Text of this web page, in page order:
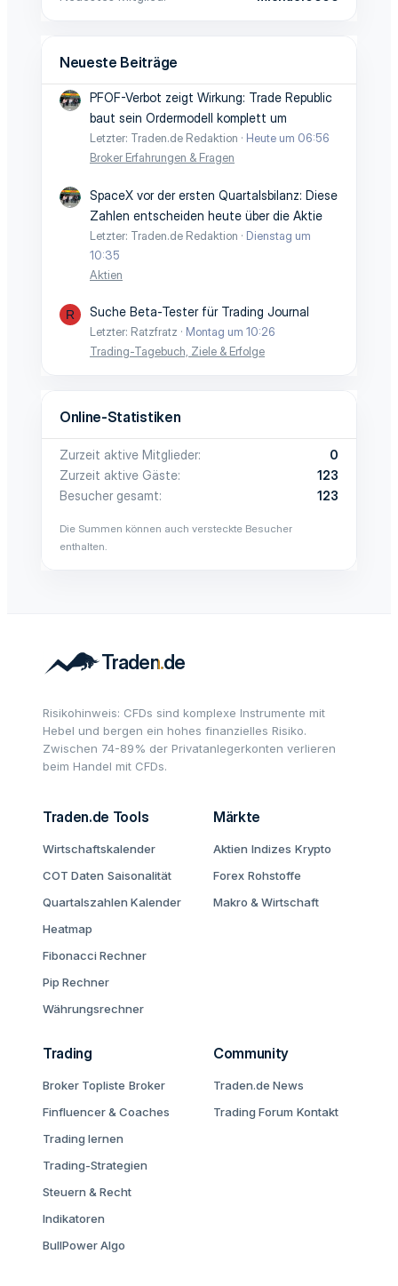
Neueste Beiträge
PFOF-Verbot zeigt Wirkung: Trade Republic
baut sein Ordermodell komplett um
Letzter: Traden.de Redaktion
Heute um 06:56
Broker Erfahrungen & Fragen
SpaceX vor der ersten Quartalsbilanz: Diese
Zahlen entscheiden heute über die Aktie
Letzter: Traden.de Redaktion
Dienstag um
10:35
Aktien
R Suche Beta-Tester für Trading Journal
Letzter: Ratzfratz
Montag um 10:26
Trading-Tagebuch, Ziele & Erfolge
Online-Statistiken
Zurzeit aktive Mitglieder
0
Zurzeit aktive Gäste
123
Besucher gesamt
123
Die Summen können auch versteckte Besucher
enthalten.
Risikohinweis: CFDs sind komplexe Instrumente mit
Hebel und bergen ein hohes finanzielles Risiko.
Zwischen 74-89% der Privatanlegerkonten verlieren
beim Handel mit CFDs.
Traden.de Tools
Wirtschaftskalender
COT Daten Saisonalität
Quartalszahlen Kalender
Heatmap
Fibonacci Rechner
Pip Rechner
Währungsrechner
Märkte
Aktien Indizes Krypto
Forex Rohstoffe
Makro & Wirtschaft
Trading
Broker Topliste Broker
Finfluencer & Coaches
Trading lernen
Trading-Strategien
Steuern & Recht
Indikatoren
BullPower Algo
Community
Traden.de News
Trading Forum Kontakt